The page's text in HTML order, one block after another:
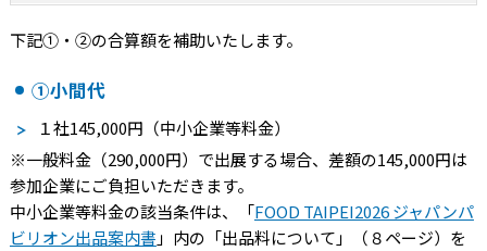
下記①・②の合算額を補助いたします。
①小間代
１社145,000円（中小企業等料金）
※一般料金（290,000円）で出展する場合、差額の145,000円は
参加企業にご負担いただきます。
中小企業等料金の該当条件は、「FOOD TAIPEI2026 ジャパンパ
ビリオン出品案内書 」内の「出品料について」（８ページ）を